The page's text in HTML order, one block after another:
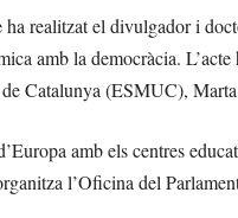
ha realitzat el divulgador i
amb la democràcia.
Catalunya (ESMUC),
amb els centres
l’Oficina del